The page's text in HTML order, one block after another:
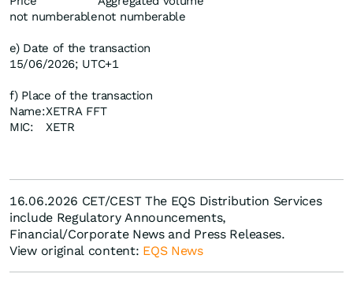
not numberablenot numberable
e) Date of the transaction
15/06/2026; UTC+1
f) Place of the transaction
Name:XETRA FFT
MIC:
XETR
16.06.2026 CET/CEST The EQS Distribution Services
include Regulatory Announcements,
Financial/Corporate News and Press Releases.
View original content: EQS News